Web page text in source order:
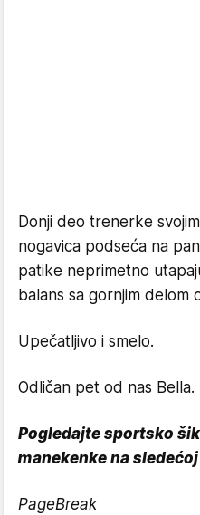
Donji deo trenerke
nogavica podseća na
patike neprimetno
balans sa gornjim delom
Upečatljivo i smelo.
Odličan pet od nas Bella.
Pogledajte sportsko
manekenke na
PageBreak